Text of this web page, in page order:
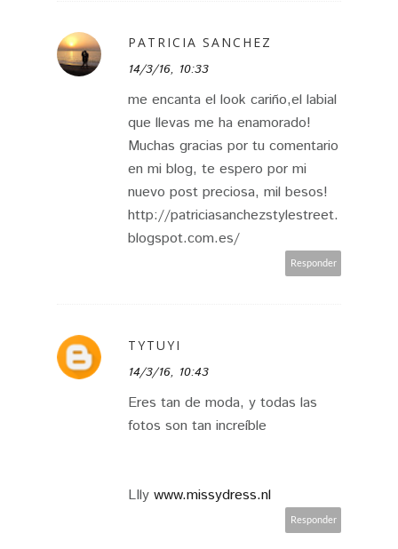
PATRICIA SANCHEZ
14/3/16, 10:33
me encanta el look cariño,el labial
que llevas me ha enamorado!
Muchas gracias por tu comentario
en mi blog, te espero por mi
nuevo post preciosa, mil besos!
http://patriciasanchezstylestreet.
blogspot.com.es/
Responder
TYTUYI
14/3/16, 10:43
Eres tan de moda, y todas las
fotos son tan increíble
LIly www.missydress.nl
Responder